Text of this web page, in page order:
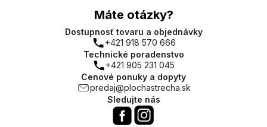
Máte otázky?
Dostupnosť tovaru a objednávky
+421 918 570 666
Technické poradenstvo
+421 905 231 045
Cenové ponuky a dopyty
predaj@plochastrecha.sk
Sledujte nás